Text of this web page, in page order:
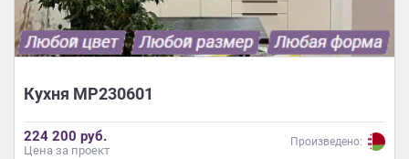
Кухня МР230601
224 200 руб.
Цена за проект
Произведено: